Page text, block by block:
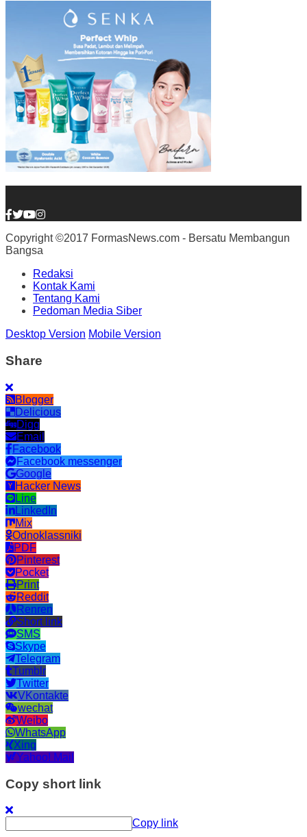
Copyright ©2017 FormasNews.com - Bersatu Membangun
Bangsa
Redaksi
Kontak Kami
Tentang Kami
Pedoman Media Siber
Desktop Version Mobile Version
Share
Blogger
Delicious
Digg
Email
Facebook
Facebook messenger
Google
Hacker News
Line
LinkedIn
Mix
Odnoklassniki
PDF
Pinterest
Pocket
Print
Reddit
Renren
Short link
SMS
Skype
Telegram
Tumblr
Twitter
VKontakte
wechat
Weibo
WhatsApp
Xing
Yahoo! Mail
Copy short link
Copy link